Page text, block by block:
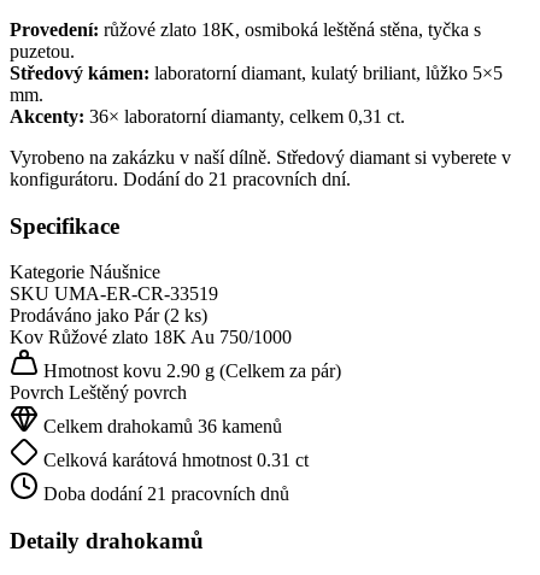
Provedení: růžové zlato 18K, osmiboká leštěná stěna, tyčka s
puzetou.
Středový kámen: laboratorní diamant, kulatý briliant, lůžko 5×5
mm.
Akcenty: 36× laboratorní diamanty, celkem 0,31 ct.
Vyrobeno na zakázku v naší dílně. Středový diamant si vyberete v
konfigurátoru. Dodání do 21 pracovních dní.
Specifikace
Kategorie Náušnice
SKU UMA-ER-CR-33519
Prodáváno jako Pár (2 ks)
Kov Růžové zlato 18KAu 750/1000
Hmotnost kovu 2.90 g (Celkem za pár)
Povrch Leštěný povrch
Celkem drahokamů 36 kamenů
Celková karátová hmotnost 0.31 ct
Doba dodání 21 pracovních dnů
Detaily drahokamů